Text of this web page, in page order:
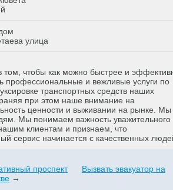
улица
том, чтобы как можно быстрее и
профессиональные и вежливые услуги по
транспортных средств наших
при этом наше внимание на
ценности и выживании на рынке. Мы
Мы понимаем важность уважительного
клиентам и признаем, что
сервис начинается с качественных
проспект
Вызвать эвакуатор на
→